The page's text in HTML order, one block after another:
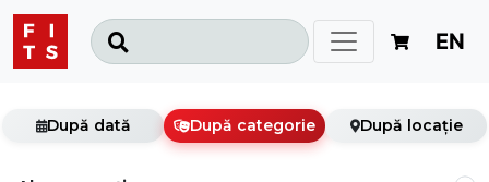
EN
După dată După categorie După locație